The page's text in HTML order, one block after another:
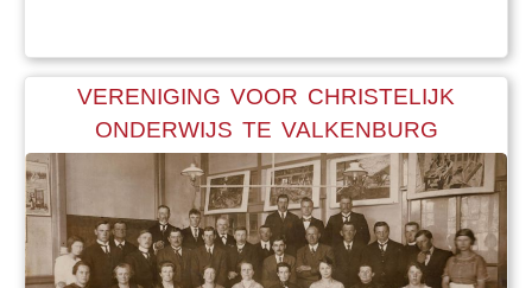
VERENIGING VOOR CHRISTELIJK
ONDERWIJS TE VALKENBURG